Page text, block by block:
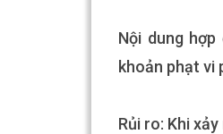
Nội dung
khoản phạt vi
Rủi ro: Khi